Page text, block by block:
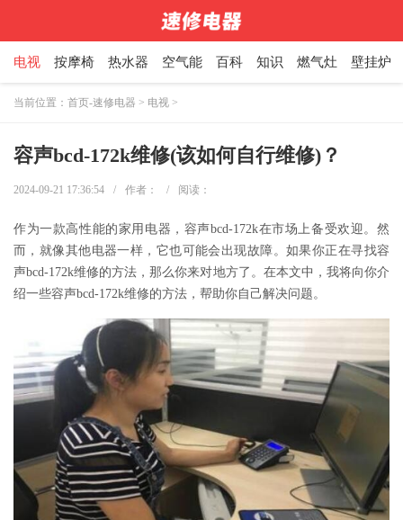
电视 按摩椅 热水器 空气能 百科 知识 燃气灶 壁挂炉
当前位置： 首页-速修电器 > 电视 >
容声bcd-172k维修(该如何自行维修)？
2024-09-21 17:36:54 / 作者： / 阅读：
作为一款高性能的家用电器，容声bcd-172k在市场上备受欢迎。然
而，就像其他电器一样，它也可能会出现故障。如果你正在寻找容
声bcd-172k维修的方法，那么你来对地方了。在本文中，我将向你介
绍一些容声bcd-172k维修的方法，帮助你自己解决问题。